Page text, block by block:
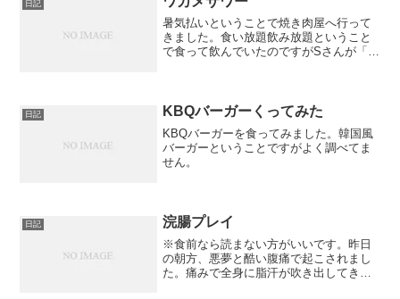
日記
暑気払いということで焼き肉屋へ行って
きました。食い放題飲み放題ということ
で食って飲んでいたのですがSさんが「ワ
カメサワーです。
日記 KBQバーガーくってみた
KBQバーガーを食ってみました。韓国風
バーガーということですがよく調べてま
せん。
日記 浣腸プレイ
※食前なら読まない方がいいです。昨日
の朝方、悪夢と酷い腹痛で起こされまし
た。痛みで全身に脂汗が吹き出してきま